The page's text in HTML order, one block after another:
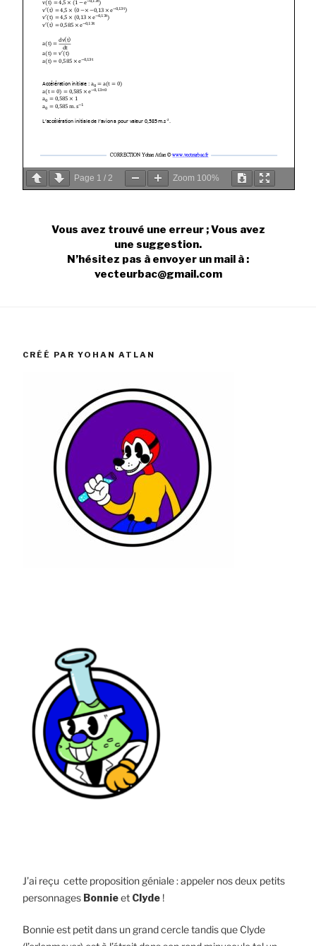
Page 1 / 2 Zoom 100%
Vous avez trouvé une erreur ; Vous avez
une suggestion.
N’hésitez pas à envoyer un mail à :
vecteurbac@gmail.com
CRÉÉ PAR YOHAN ATLAN
J’ai reçu cette proposition géniale : appeler nos deux petits
personnages Bonnieet Clyde !
Bonnie est petit dans un grand cercle tandis que Clyde